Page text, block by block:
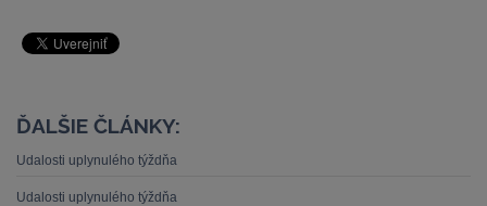
ĎALŠIE ČLÁNKY:
Udalosti uplynulého týždňa
Udalosti uplynulého týždňa